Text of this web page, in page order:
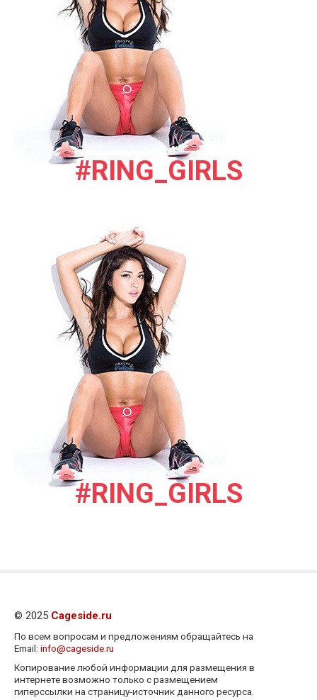
#RING_GIRLS
#RING_GIRLS
© 2025 Cageside.ru
По всем вопросам и предложениям обращайтесь на
Email: info@cageside.ru
Копирование любой информации для размещения в
интернете возможно только с размещением
гиперссылки на страницу-источник данного ресурса.